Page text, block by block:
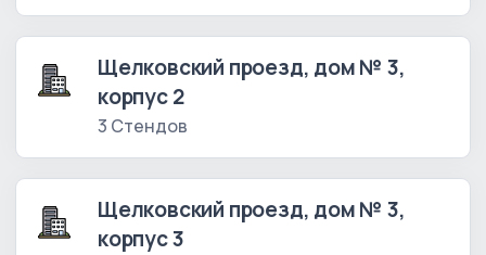
Щелковский проезд, дом № 3,
корпус 2
3 Стендов
Щелковский проезд, дом № 3,
корпус 3